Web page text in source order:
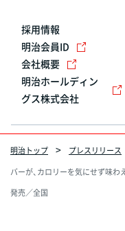
採用情報
明治会員ID
会社概要
明治ホールディン
グス株式会社
明治トップ プレスリリース
バーが、カロリーを気にせず味わ
発売／全国